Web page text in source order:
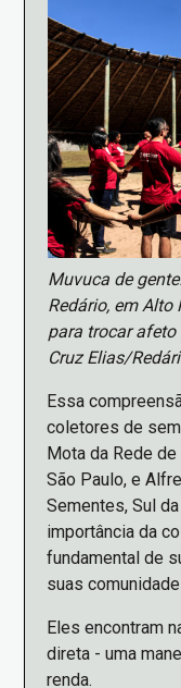
Muvuca de
Redário, em Alto
para trocar afeto
Cruz Elias/
Essa
coletores de
Mota da Rede
São Paulo, e
Sementes, Sul
importância da
fundamental de
suas
Eles encontram
direta - uma
renda.